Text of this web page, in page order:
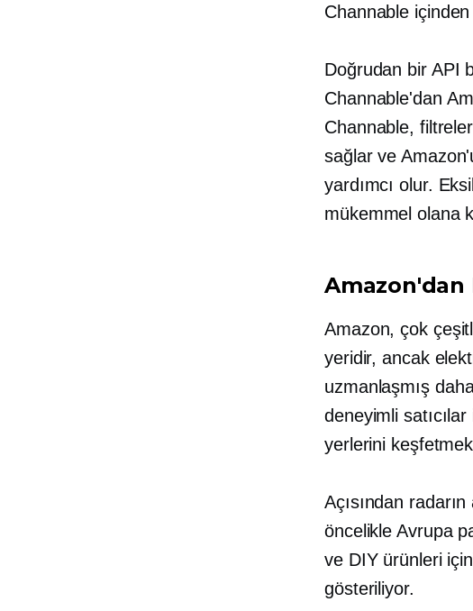
Channable
Doğrudan bir API
Channable'dan
Channable,
sağlar ve
yardımcı olur.
mükemmel olana
Amazon, çok
yeridir, ancak
uzmanlaşmış
deneyimli
yerlerini
Açısından radarın
öncelikle Avrupa
ve DIY ürünleri
gösteriliyor.